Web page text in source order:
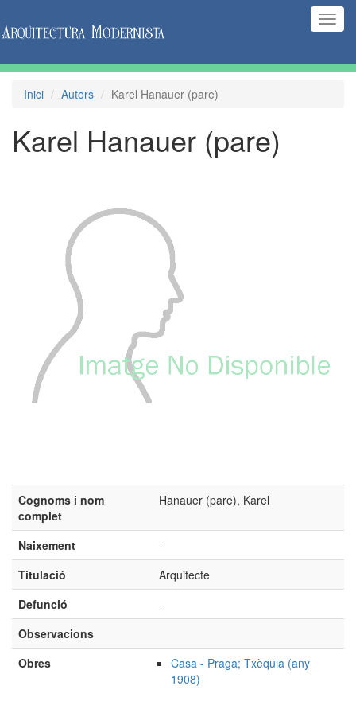
Inici Autors Karel Hanauer (pare)
Karel Hanauer (pare)
Cognoms i nom
complet
Hanauer (pare), Karel
Naixement
-
Titulació
Arquitecte
Defunció
-
Observacions
Obres
Casa - Praga; Txèquia (any
1908)